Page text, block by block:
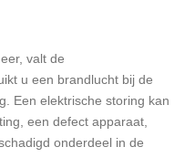
valt de
u een brandlucht bij de
Een elektrische storing kan
een defect apparaat,
onderdeel in de